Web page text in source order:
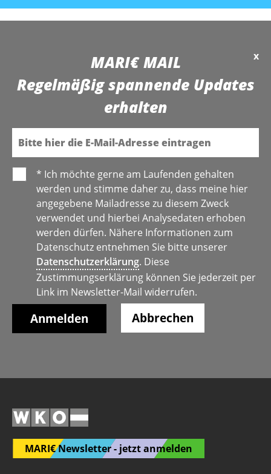
x
MARI€ MAIL
Regelmäßig spannende Updates
erhalten
E-Mail
* Ich möchte gerne am Laufenden gehalten
werden und stimme daher zu, dass meine hier
angegebene Mailadresse zu diesem Zweck
verwendet und hierbei Analysedaten erhoben
werden dürfen. Nähere Informationen zum
Datenschutz entnehmen Sie bitte unserer
Datenschutzerklärung. Diese
Zustimmungserklärung können Sie jederzeit per
Link im Newsletter-Mail widerrufen.
Abbrechen
MARI€ Newsletter - jetzt anmelden